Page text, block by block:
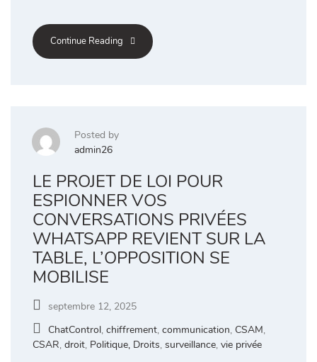
Continue Reading
Posted by
admin26
LE PROJET DE LOI POUR
ESPIONNER VOS
CONVERSATIONS PRIVÉES
WHATSAPP REVIENT SUR LA
TABLE, L’OPPOSITION SE
MOBILISE
septembre 12, 2025
ChatControl, chiffrement, communication, CSAM,
CSAR, droit, Politique, Droits, surveillance, vie privée